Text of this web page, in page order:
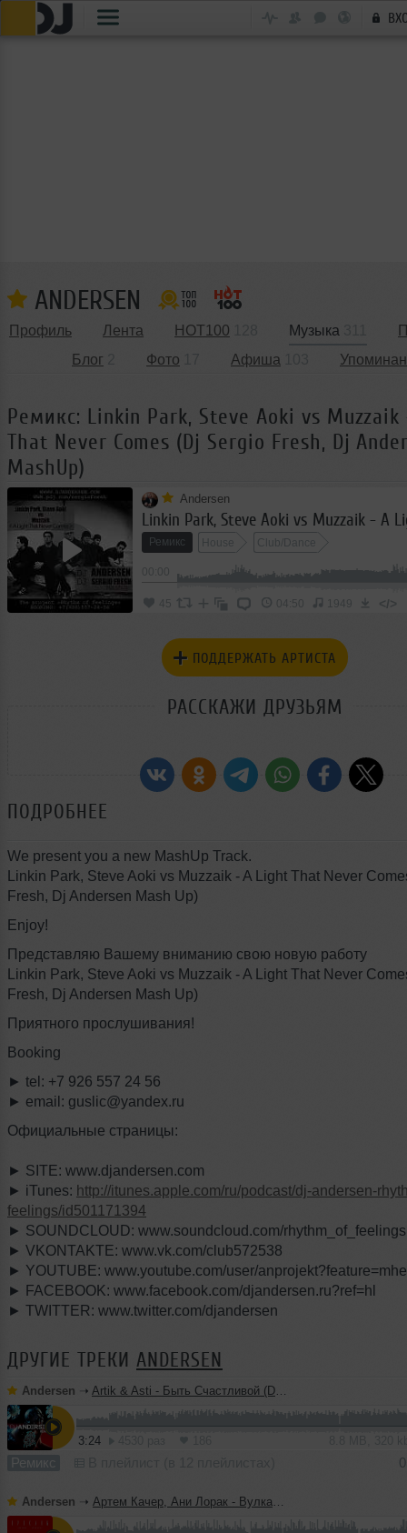
ANDERSEN
Профиль Лента HOT100 Музыка
Блог
Фото Афиша
Ремикс: Linkin Park, Steve Aoki vs
That Never Comes (Dj Sergio Fresh, Dj
MashUp)
Andersen
Ремикс House Club/Dance
45 04:50 1949 </>
ПОДДЕРЖАТЬ АРТИСТА
РАССКАЖИ ДРУЗЬЯМ
ПОДРОБНЕЕ
We present you a new MashUp Track.
Linkin Park, Steve Aoki vs Muzzaik - A Light That Never
Fresh, Dj Andersen Mash Up)
Enjoy!
Представляю Вашему вниманию свою новую работу
Linkin Park, Steve Aoki vs Muzzaik - A Light That Never
Fresh, Dj Andersen Mash Up)
Приятного прослушивания!
Booking
► tel: +7 926 557 24 56
► email: guslic@yandex.ru
Официальные страницы:
► SITE: www.djandersen.com
► iTunes: http://itunes.apple.com/ru/podcast/dj-andersen-
feelings/id501171394
► SOUNDCLOUD: www.soundcloud.com/rhythm_of_feelings
► VKONTAKTE: www.vk.com/club572538
► YOUTUBE: www.youtube.com/user/
► FACEBOOK: www.facebook.com/djandersen.ru?ref=hl
► TWITTER: www.twitter.com/djandersen
ДРУГИЕ ТРЕКИ ANDERSEN
Andersen ➝ Artik & Asti - Быть Счастливой (DJ Andersen Remix)
3:24
Ремикс
Andersen ➝ Артем Качер, Ани Лорак - Вулканы (DJ Andersen Remix)